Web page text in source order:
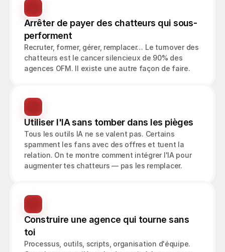
Arrêter de payer des chatteurs qui sous-
performent
Recruter, former, gérer, remplacer… Le turnover des
chatteurs est le cancer silencieux de 90% des
agences OFM. Il existe une autre façon de faire.
Utiliser l'IA sans tomber dans les pièges
Tous les outils IA ne se valent pas. Certains
spamment les fans avec des offres et tuent la
relation. On te montre comment intégrer l'IA pour
augmenter tes chatteurs — pas les remplacer.
Construire une agence qui tourne sans
toi
Processus, outils, scripts, organisation d'équipe.